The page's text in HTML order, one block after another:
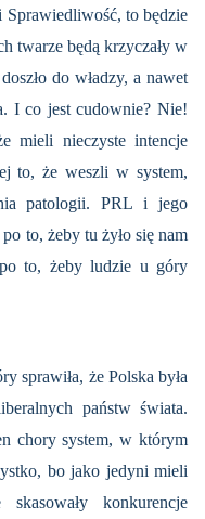
to będzie
twarze będą krzyczały w
do władzy, a nawet
I co jest cudownie? Nie!
mieli nieczyste intencje
to, że weszli w system,
patologii. PRL i jego
to, żeby tu żyło się nam
to, żeby ludzie u góry
sprawiła, że Polska była
państw świata.
chory system, w którym
bo jako jedyni mieli
konkurencje